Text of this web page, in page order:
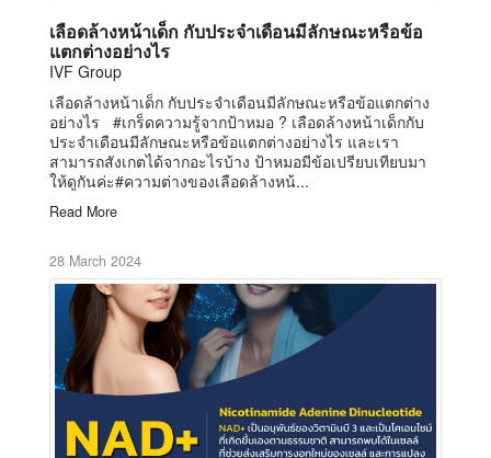
เลือดล้างหน้าเด็ก กับประจำเดือนมีลักษณะหรือข้อ
แตกต่างอย่างไร
IVF Group
เลือดล้างหน้าเด็ก กับประจำเดือนมีลักษณะหรือข้อแตกต่าง
อย่างไร #เกร็ดความรู้จากป้าหมอ ? เลือดล้างหน้าเด็กกับ
ประจำเดือนมีลักษณะหรือข้อแตกต่างอย่างไร และเรา
สามารถสังเกตได้จากอะไรบ้าง ป้าหมอมีข้อเปรียบเทียบมา
ให้ดูกันค่ะ#ความต่างของเลือดล้างหน้...
Read More
28 March 2024